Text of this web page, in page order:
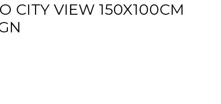
CITY VIEW 150X100CM